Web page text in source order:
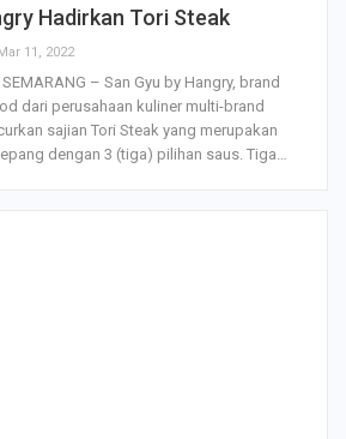
Hadirkan Tori Steak
Mar 11, 2022
SEMARANG – San Gyu by Hangry, brand
dari perusahaan kuliner multi-brand
sajian Tori Steak yang merupakan
dengan 3 (tiga) pilihan saus. Tiga…